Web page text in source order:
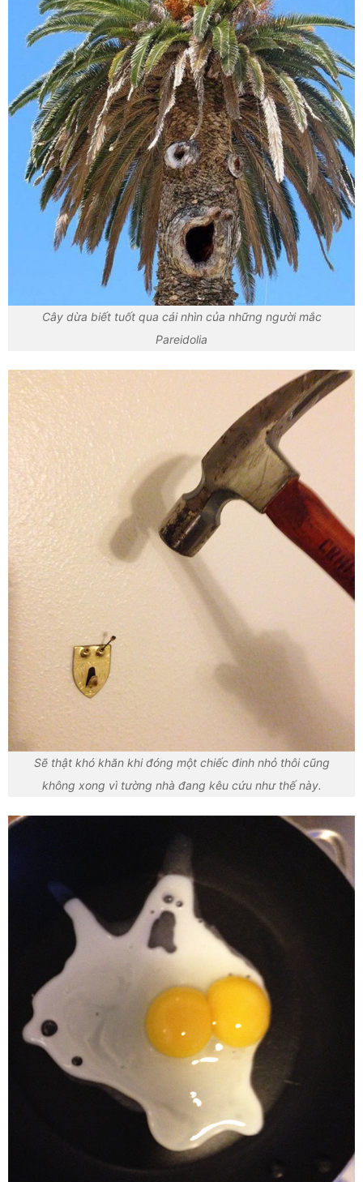
Cây dừa biết tuốt qua cái nhìn của những người mắc
Pareidolia
Sẽ thật khó khăn khi đóng một chiếc đinh nhỏ thôi cũng
không xong vì tường nhà đang kêu cứu như thế này.